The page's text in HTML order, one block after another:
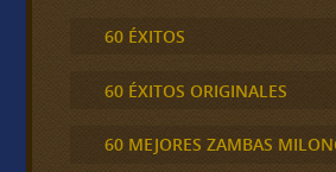
60 ÉXITOS
60 ÉXITOS ORIGINALES
60 MEJORES ZAMBAS